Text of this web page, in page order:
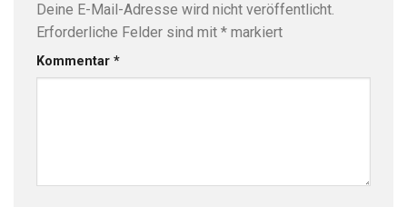
Deine E-Mail-Adresse wird nicht veröffentlicht.
Erforderliche Felder sind mit * markiert
Kommentar *